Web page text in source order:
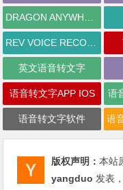
英文语音转文字
语音转文字APP IOS 语
语音转文字软件
版权声明：本站
yangduo 发表